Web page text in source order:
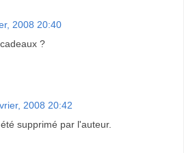
2008 20:40
?
2008 20:42
supprimé par l'auteur.